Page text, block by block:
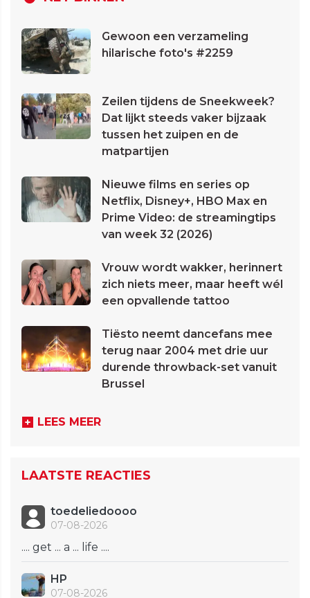
Gewoon een verzameling
hilarische foto's #2259
Zeilen tijdens de Sneekweek?
Dat lijkt steeds vaker bijzaak
tussen het zuipen en de
matpartijen
Nieuwe films en series op
Netflix, Disney+, HBO Max en
Prime Video: de streamingtips
van week 32 (2026)
Vrouw wordt wakker, herinnert
zich niets meer, maar heeft wél
een opvallende tattoo
Tiësto neemt dancefans mee
terug naar 2004 met drie uur
durende throwback-set vanuit
Brussel
LEES MEER
LAATSTE REACTIES
toedeliedoooo
07-08-2026
.... get ... a ... life ....
HP
07-08-2026